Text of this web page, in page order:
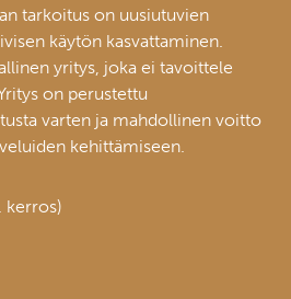
tarkoitus on uusiutuvien
käytön kasvattaminen.
yritys, joka ei tavoittele
on perustettu
varten ja mahdollinen voitto
kehittämiseen.
kerros)